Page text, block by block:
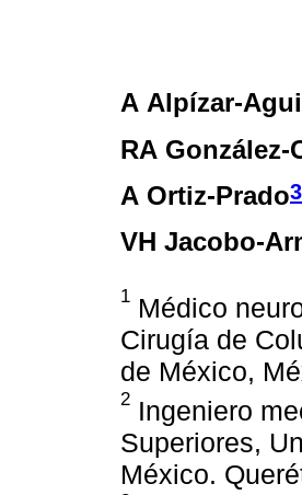
A Alpízar-
RA González-
A Ortiz-Prado3
VH Jacobo-
1 Médico
Cirugía de
de México,
2 Ingeniero
Superiores,
México.